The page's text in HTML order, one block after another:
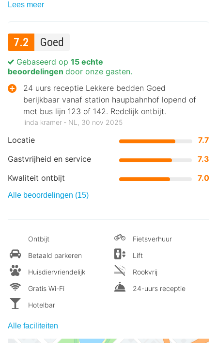
Lees meer
7.2 Goed
Locatie
7.7
Gastvrijheid en service
7.3
Kwaliteit ontbijt
7.0
Gebaseerd op 15 echte
beoordelingen door onze gasten.
24 uurs receptie Lekkere bedden Goed
berijkbaar vanaf station haupbahnhof lopend of
met bus lijn 123 of 142. Redelijk ontbijt.
linda kramer ‐ NL, 30 nov 2025
Alle beoordelingen (15)
Ontbijt
Betaald parkeren
Huisdiervriendelijk
Gratis Wi-Fi
Hotelbar
Fietsverhuur
Lift
Rookvrij
24-uurs receptie
Alle faciliteiten